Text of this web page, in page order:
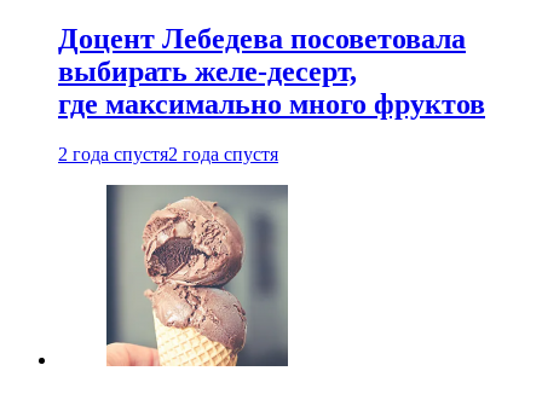
Доцент Лебедева посоветовала
выбирать желе-десерт,
где максимально много фруктов
2 года спустя2 года спустя